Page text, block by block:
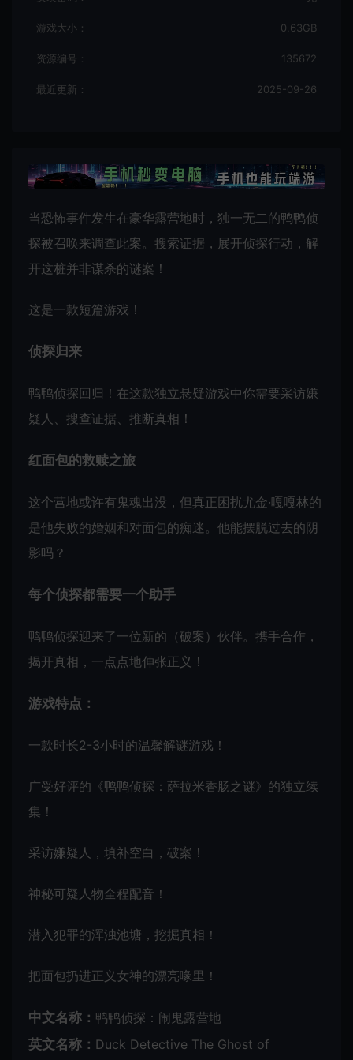
游戏大小： 0.63GB
资源编号： 135672
最近更新： 2025-09-26
当恐怖事件发生在豪华露营地时，独一无二的鸭鸭侦
探被召唤来调查此案。搜索证据，展开侦探行动，解
开这桩并非谋杀的谜案！
这是一款短篇游戏！
侦探归来
鸭鸭侦探回归！在这款独立悬疑游戏中你需要采访嫌
疑人、搜查证据、推断真相！
红面包的救赎之旅
这个营地或许有鬼魂出没，但真正困扰尤金·嘎嘎林的
是他失败的婚姻和对面包的痴迷。他能摆脱过去的阴
影吗？
每个侦探都需要一个助手
鸭鸭侦探迎来了一位新的（破案）伙伴。携手合作，
揭开真相，一点点地伸张正义！
游戏特点：
一款时长2-3小时的温馨解谜游戏！
广受好评的《鸭鸭侦探：萨拉米香肠之谜》的独立续
集！
采访嫌疑人，填补空白，破案！
神秘可疑人物全程配音！
潜入犯罪的浑浊池塘，挖掘真相！
把面包扔进正义女神的漂亮喙里！
中文名称： 鸭鸭侦探：闹鬼露营地
英文名称： Duck Detective The Ghost of